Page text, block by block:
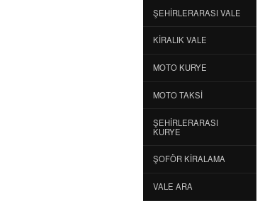
ŞEHIRLERARASI VALE
KIRALIK VALE
MOTO KURYE
MOTO TAKSI
ŞEHIRLERARASI
KURYE
ŞOFÖR KIRALAMA
VALE ARA